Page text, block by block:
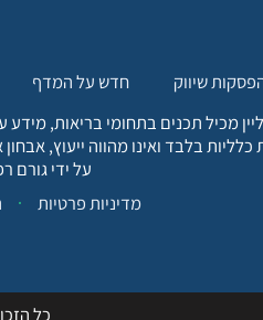
שיווק חדש על המדף
מכיל תכנים בתחומי בריאות, מידע
בלבד ואינו מהווה ייעוץ,
על ידי גורם
מדיניות פרטיות
כל